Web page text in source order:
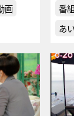
画 番
あ